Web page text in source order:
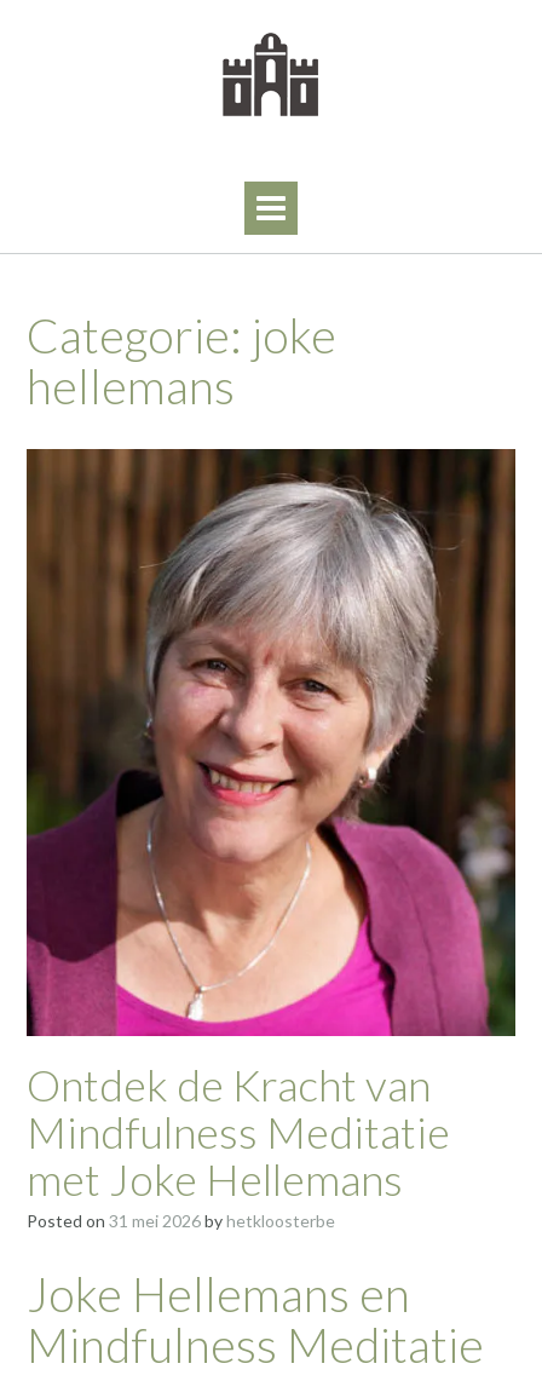
Categorie: joke
hellemans
Ontdek de Kracht van
Mindfulness Meditatie
met Joke Hellemans
Posted on 31 mei 2026byhetkloosterbe
Joke Hellemans en
Mindfulness Meditatie